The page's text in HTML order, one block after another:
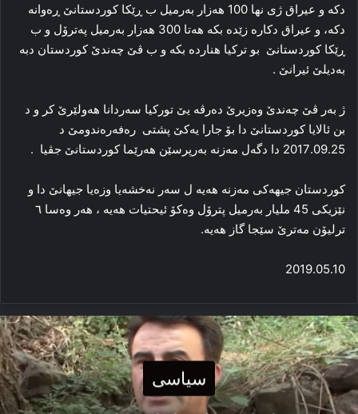
دکە و عیراق ژی نها 100 هه‌زار به‌رمیل ب ڕێکا کوردستانێ ڕەوانه‌
دکە، و عیراق دکارە زێده‌ بکە هه‌تا 300 هه‌زار به‌رمیل په‌ترۆل و ب
ڕێکا کوردستانێ بو تركیا هنارده‌ بکە و ب ڤێ چه‌ندێ کوردستان دبە
به‌دیلێ ئیرانێ .
ژ به‌ر ڤێ چه‌ندێ وه‌زیرێ ده‌رڤه‌ یێ تورکیا سه‌ردانا هه‌ولێرێ کر و د
بن ئالایا کوردستانێ دا بۆ جارا یه‌کێ پشتی رەفەرەندومێ د
2017.09.25 دا دگەل مەزنە بەرپرسێن ھەرێما كوردستانێ جڤیا .
کوردستان جیهه‌کی مه‌زنه‌ هه‌یه‌ ل سەر نەخشەیا وزه‌یا جیهانێ دا و
نێزیكی 45 ملیار به‌رمیل پترۆل وه‌کۆ ئیحتیات هه‌یه‌ ، هه‌ر وه‌سا ٦
ترلیۆن مه‌ترێ سێجا گاز هه‌یه‌.
2019.05.10
سیاسی